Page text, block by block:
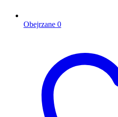
Obejrzane 0